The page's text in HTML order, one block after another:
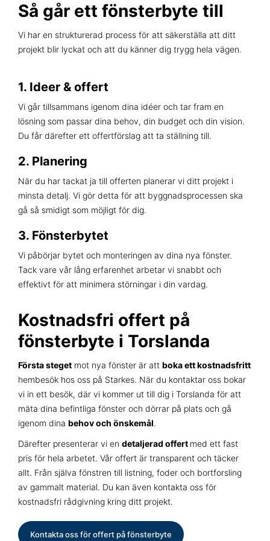
Så går ett fönsterbyte till
Vi har en strukturerad process för att säkerställa att ditt
projekt blir lyckat och att du känner dig trygg hela vägen.
1. Ideer & offert
Vi går tillsammans igenom dina idéer och tar fram en
lösning som passar dina behov, din budget och din vision.
Du får därefter ett offertförslag att ta ställning till.
2. Planering
När du har tackat ja till offerten planerar vi ditt projekt i
minsta detalj. Vi gör detta för att byggnadsprocessen ska
gå så smidigt som möjligt för dig.
3. Fönsterbytet
Vi påbörjar bytet och monteringen av dina nya fönster.
Tack vare vår lång erfarenhet arbetar vi snabbt och
effektivt för att minimera störningar i din vardag.
Kostnadsfri offert på
fönsterbyte i Torslanda
Första steget mot nya fönster är att boka ett kostnadsfritt
hembesök hos oss på Starkes. När du kontaktar oss bokar
vi in ett besök, där vi kommer ut till dig i Torslanda för att
mäta dina befintliga fönster och dörrar på plats och gå
igenom dina behov och önskemål.
Därefter presenterar vi en detaljerad offert med ett fast
pris för hela arbetet. Vår offert är transparent och täcker
allt. Från själva fönstren till listning, foder och bortforsling
av gammalt material. Du kan även kontakta oss för
kostnadsfri rådgivning kring ditt projekt.
Kontakta oss för offert på fönsterbyte